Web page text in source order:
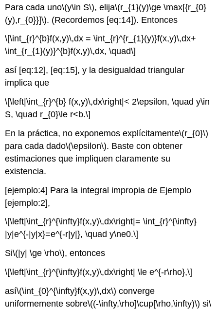
Para cada uno\(y\in S\), elija\(r_{1}(y)\ge \max[{r_{0}
(y),r_{0}}]\). (Recordemos [eq:14]). Entonces
\[\int_{r}^{b}f(x,y)\,dx = \int_{r}^{r_{1}(y)}f(x,y)\,dx+
\int_{r_{1}(y)}^{b}f(x,y)\,dx, \quad\]
así [eq:12], [eq:15], y la desigualdad triangular
implica que
\[\left|\int_{r}^{b} f(x,y)\,dx\right|< 2\epsilon, \quad y\in
S, \quad r_{0}\le r<b.\]
En la práctica, no exponemos explícitamente\(r_{0}\)
para cada dado\(\epsilon\). Baste con obtener
estimaciones que impliquen claramente su
existencia.
[ejemplo:4] Para la integral impropia de Ejemplo
[ejemplo:2],
\[\left|\int_{r}^{\infty}f(x,y)\,dx\right|= \int_{r}^{\infty}
|y|e^{-|y|x}=e^{-r|y|}, \quad y\ne0.\]
Si\(|y| \ge \rho\), entonces
\[\left|\int_{r}^{\infty}f(x,y)\,dx\right| \le e^{-r\rho},\]
así\(\int_{0}^{\infty}f(x,y)\,dx\) converge
uniformemente sobre\((-\infty,\rho]\cup[\rho,\infty)\) si\